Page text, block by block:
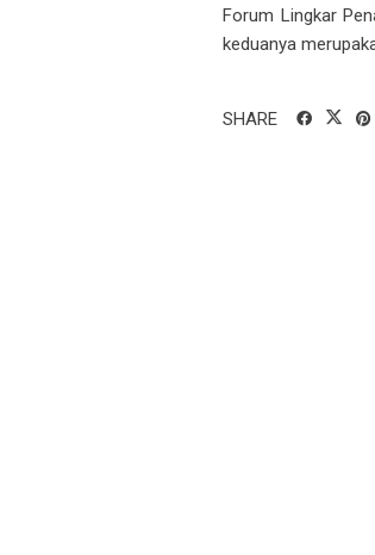
Forum Lingkar
keduanya
SHARE